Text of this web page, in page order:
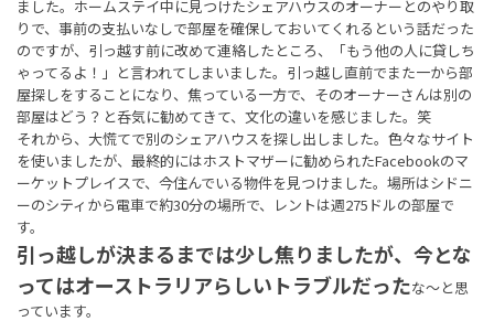
ました。ホームステイ中に見つけたシェアハウスのオーナーとのやり取
りで、事前の支払いなしで部屋を確保しておいてくれるという話だった
のですが、引っ越す前に改めて連絡したところ、「もう他の人に貸しち
ゃってるよ！」と言われてしまいました。引っ越し直前でまた一から部
屋探しをすることになり、焦っている一方で、そのオーナーさんは別の
部屋はどう？と呑気に勧めてきて、文化の違いを感じました。笑
それから、大慌てで別のシェアハウスを探し出しました。色々なサイト
を使いましたが、最終的にはホストマザーに勧められたFacebookのマ
ーケットプレイスで、今住んでいる物件を見つけました。場所はシドニ
ーのシティから電車で約30分の場所で、レントは週275ドルの部屋で
す。
引っ越しが決まるまでは少し焦りましたが、今とな
ってはオーストラリアらしいトラブルだったな〜と思
っています。